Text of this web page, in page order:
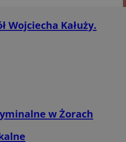
Wojciecha Kałuży.
w Żorach